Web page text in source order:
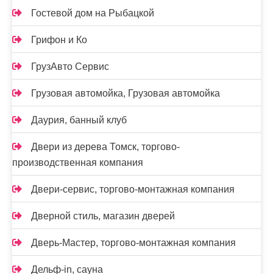
Гостевой дом на Рыбацкой
Грифон и Ко
ГрузАвто Сервис
Грузовая автомойка, Грузовая автомойка
Даурия, банный клуб
Двери из дерева Томск, торгово-
производственная компания
Двери-сервис, торгово-монтажная компания
Дверной стиль, магазин дверей
Дверь-Мастер, торгово-монтажная компания
Дельф-in, сауна